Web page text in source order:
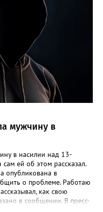
жителям всех
шума от питбайкеров
страдать", - сказано в
хозяйству и
оповещатели на
в соответствии с ГОСТ,
"Их наличие строго
время они не
проводится по мере
мужчину в
в насилии над 13-
ей об этом рассказал.
опубликована в
о проблеме. Работаю
как свою
в сообщении. В пресс-